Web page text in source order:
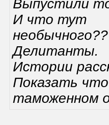
Выпустили
И что тут
Делитанты.
Истории
Показать
таможенном